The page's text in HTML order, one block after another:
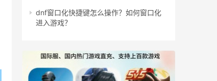
dnf窗口化快捷键怎么操作？如何窗口化
进入游戏？